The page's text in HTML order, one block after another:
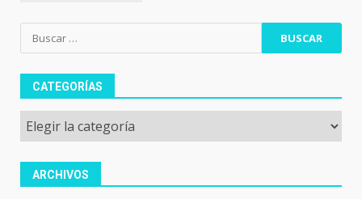
Buscar:
CATEGORÍAS
Categorías
ARCHIVOS